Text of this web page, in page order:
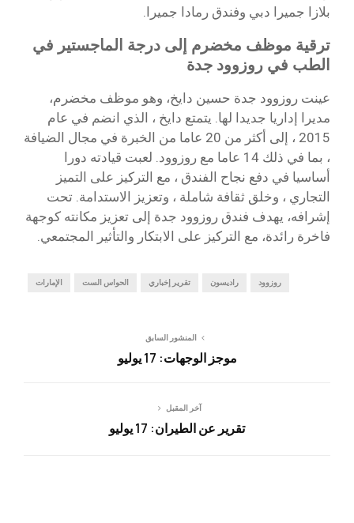
بلازا جميرا دبي وفندق رمادا جميرا.
ترقية موظف مخضرم إلى درجة الماجستير في
الطب في روزوود جدة
عينت روزوود جدة حسين دايخ، وهو موظف مخضرم،
مديرا إداريا جديدا لها. يتمتع دايخ ، الذي انضم في عام
2015 ، إلى أكثر من 20 عاما من الخبرة في مجال الضيافة
، بما في ذلك 14 عاما مع روزوود. لعبت قيادته دورا
أساسيا في دفع نجاح الفندق ، مع التركيز على التميز
التجاري ، وخلق ثقافة شاملة ، وتعزيز الاستدامة. تحت
إشرافه، يهدف فندق روزوود جدة إلى تعزيز مكانته كوجهة
فاخرة رائدة، مع التركيز على الابتكار والتأثير المجتمعي.
الإمارات الحواس الست تقرير إخباري راديسون روزوود
المنشور السابق
موجز الوجهات: 17 يوليو
آخر المقبل
تقرير عن الطيران: 17 يوليو